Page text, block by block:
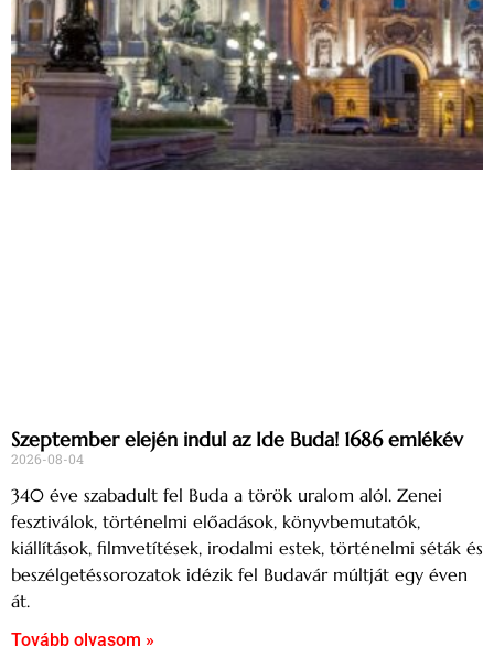
Szeptember elején indul az Ide Buda! 1686 emlékév
2026-08-04
340 éve szabadult fel Buda a török uralom alól. Zenei
fesztiválok, történelmi előadások, könyvbemutatók,
kiállítások, filmvetítések, irodalmi estek, történelmi séták és
beszélgetéssorozatok idézik fel Budavár múltját egy éven
át.
Tovább olvasom »